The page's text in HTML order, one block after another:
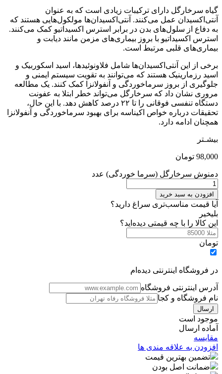
گیاه سرخارگل دارای ترکیبات زیادی است که به عنوان
آنتی‌اکسیدان عمل می‌کنند. آنتی‌اکسیدان‌ها مولکول‌هایی هستند که
به دفاع از سلول‌های بدن در برابر استرس اکسیداتیو کمک می‌کنند.
استرس اکسیداتیو با بروز بیماری‌های مزمن مانند دیابت و
بیماری‌های قلبی مرتبط است.
برخی از این آنتی‌اکسیدان‌ها شامل فلاونوئیدها، اسید اسکوربیک و
اسید رزمارینیک هستند که می‌توانند به تقویت سیستم ایمنی و
جلوگیری از بروز سرماخوردگی و آنفولانزا کمک کنند. یک مطالعه
مروری نشان داد که سرخارگل می‌تواند خطر ابتلا به عفونت
دستگاه تنفسی فوقانی را تا ۲۲ درصد کاهش دهد. با این حال،
تحقیقات درباره خواص اکیناسه برای بهبود سرماخوردگی و آنفولانزا
همچنان ادامه دارد.
بیشـتر
98,000 تومان
دمنوش سرخارگل (سرما خوردگی) عدد
افزودن به سبد خرید
آیا قیمت مناسب‌تری سراغ دارید؟
بلیخیر
این کالا را با چه قیمتی دیده‌اید؟
تومان
در فروشگاه اینترنتی دیده‌ام
آدرس اینترنتی فروشگاه
نام فروشگاه و کجا
موجود است
آماده ارسال
مقایسه
افزودن به علاقه مندی ها
تضمین بهترین قیمت
ضمانت اصل بودن